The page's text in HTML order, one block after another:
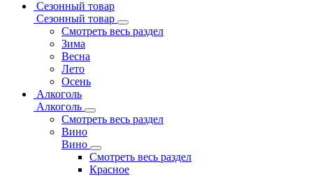
Сезонный товар
Сезонный товар
Смотреть весь раздел
Зима
Весна
Лето
Осень
Алкоголь
Алкоголь
Смотреть весь раздел
Вино
Вино
Смотреть весь раздел
Красное